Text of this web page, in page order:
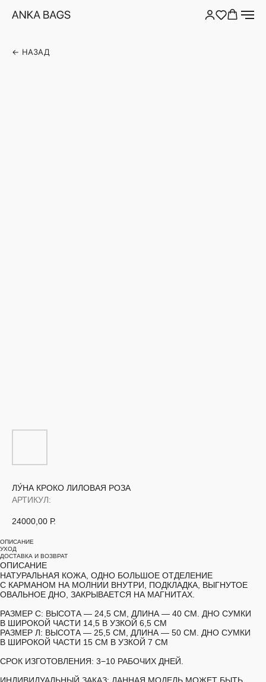
← НАЗАД
ЛУ́НА КРОКО ЛИЛОВАЯ РОЗА
АРТИКУЛ:
24000,00 Р.
ОПИСАНИЕ
УХОД
ДОСТАВКА И ВОЗВРАТ
ОПИСАНИЕ
НАТУРАЛЬНАЯ КОЖА, ОДНО БОЛЬШОЕ ОТДЕЛЕНИЕ
С КАРМАНОМ НА МОЛНИИ ВНУТРИ, ПОДКЛАДКА, ВЫГНУТОЕ
ОВАЛЬНОЕ ДНО, ЗАКРЫВАЕТСЯ НА МАГНИТАХ.
РАЗМЕР С: ВЫСОТА — 24,5 СМ, ДЛИНА — 40 СМ. ДНО СУМКИ
В ШИРОКОЙ ЧАСТИ 14,5 В УЗКОЙ 6,5 СМ
РАЗМЕР Л: ВЫСОТА — 25,5 СМ, ДЛИНА — 50 СМ. ДНО СУМКИ
В ШИРОКОЙ ЧАСТИ 15 СМ В УЗКОЙ 7 СМ
СРОК ИЗГОТОВЛЕНИЯ: 3−10 РАБОЧИХ ДНЕЙ.